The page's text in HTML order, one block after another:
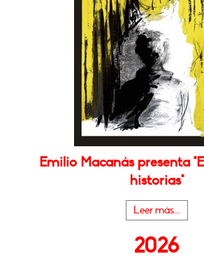
Emilio Macanás presenta
historias"
Leer más...
2026